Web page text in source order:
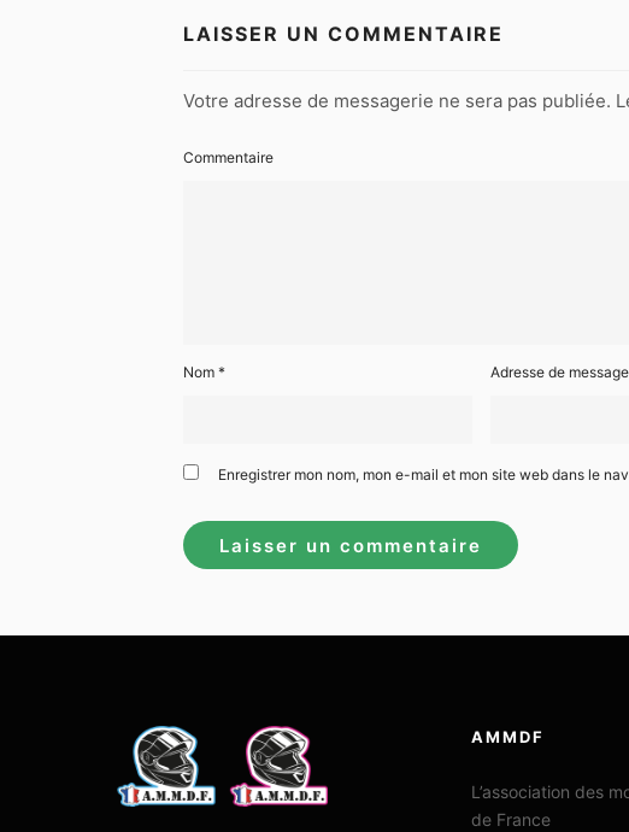
LAISSER UN COMMENTAIRE
Votre adresse de messagerie ne sera pas publiée.
Commentaire
Nom * Adresse de
Enregistrer mon nom, mon e-mail et mon site web dans le
AMMDF
L’association des
de France